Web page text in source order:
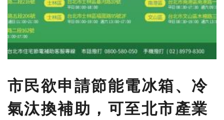
市民欲申請節能電冰箱、冷
氣汰換補助，可至北市產業